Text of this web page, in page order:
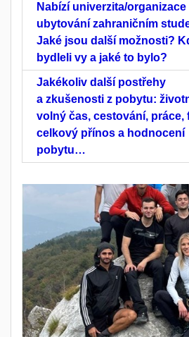
Nabízí univerzita/organizace
ubytování zahraničním
Jaké jsou další možnosti?
bydleli vy a jaké to bylo?
Jakékoliv další postřehy
a zkušenosti z pobytu:
volný čas, cestování, práce,
celkový přínos a hodnocení
pobytu…